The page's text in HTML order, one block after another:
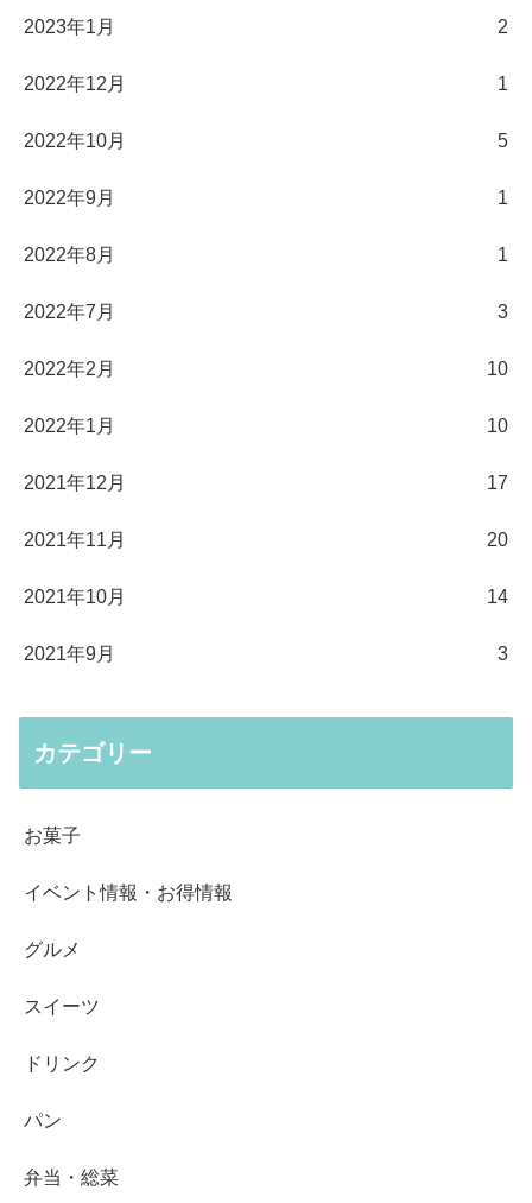
2023年1月 2
2022年12月 1
2022年10月 5
2022年9月 1
2022年8月 1
2022年7月 3
2022年2月 10
2022年1月 10
2021年12月 17
2021年11月 20
2021年10月 14
2021年9月 3
カテゴリー
お菓子
イベント情報・お得情報
グルメ
スイーツ
ドリンク
パン
弁当・総菜